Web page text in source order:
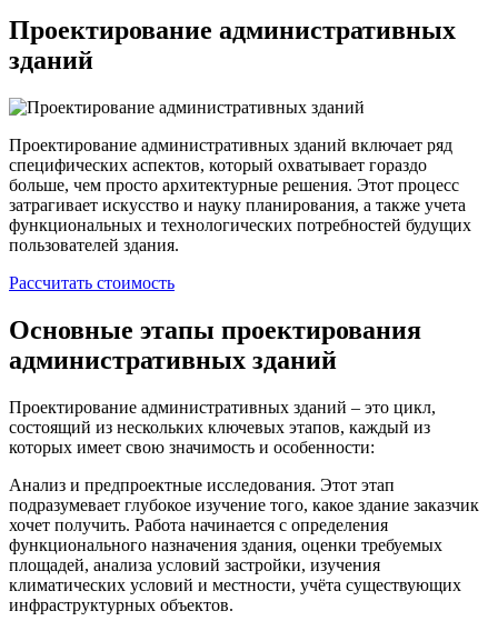
Проектирование административных
зданий
Проектирование административных зданий включает ряд
специфических аспектов, который охватывает гораздо
больше, чем просто архитектурные решения. Этот процесс
затрагивает искусство и науку планирования, а также учета
функциональных и технологических потребностей будущих
пользователей здания.
Рассчитать стоимость
Основные этапы проектирования
административных зданий
Проектирование административных зданий – это цикл,
состоящий из нескольких ключевых этапов, каждый из
которых имеет свою значимость и особенности:
Анализ и предпроектные исследования. Этот этап
подразумевает глубокое изучение того, какое здание заказчик
хочет получить. Работа начинается с определения
функционального назначения здания, оценки требуемых
площадей, анализа условий застройки, изучения
климатических условий и местности, учёта существующих
инфраструктурных объектов.